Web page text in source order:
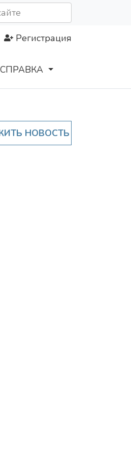
Регистрация
СПРАВКА
НОВОСТЬ